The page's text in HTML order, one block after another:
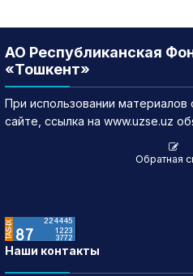
АО Республиканская
«Тошкент»
При использовании
сайте, ссылка на www.uzse.uz
Обратная
Наши контакты